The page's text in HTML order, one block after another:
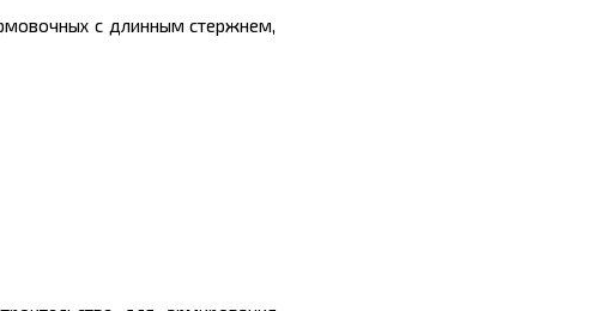
с длинным стержнем,